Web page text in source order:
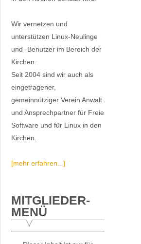
Wir vernetzen und
unterstützen Linux-Neulinge
und -Benutzer im Bereich der
Kirchen.
Seit 2004 sind wir auch als
eingetragener,
gemeinnütziger Verein Anwalt
und Ansprechpartner für Freie
Software und für Linux in den
Kirchen.
[mehr erfahren...]
MITGLIEDER-
MENÜ